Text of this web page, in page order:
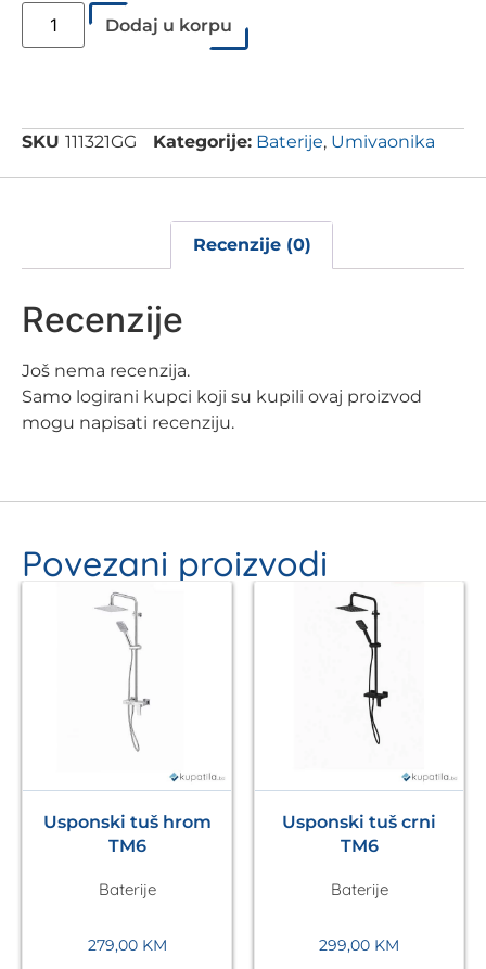
Dodaj u korpu
SKU 111321GG Kategorije: Baterije, Umivaonika
Recenzije (0)
Recenzije
Još nema recenzija.
Samo logirani kupci koji su kupili ovaj proizvod
mogu napisati recenziju.
Povezani proizvodi
Usponski tuš hrom
TM6
Baterije
279,00 KM
Usponski tuš crni
TM6
Baterije
299,00 KM